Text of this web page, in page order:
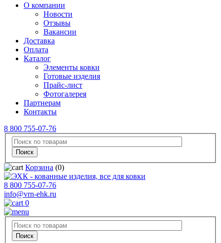
О компании
Новости
Отзывы
Вакансии
Доставка
Оплата
Каталог
Элементы ковки
Готовые изделия
Прайс-лист
Фотогалерея
Партнерам
Контакты
8 800 755-07-76
Корзина (0)
8 800 755-07-76
info@vrn-ehk.ru
0